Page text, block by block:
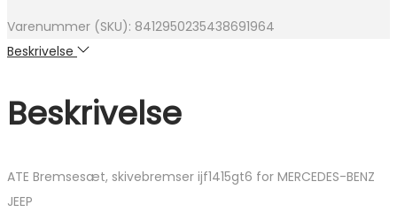
Varenummer (SKU): 8412950235438691964
Beskrivelse
Beskrivelse
ATE Bremsesæt, skivebremser ijf1415gt6 for MERCEDES-BENZ
JEEP